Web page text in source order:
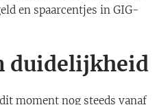
en spaarcentjes in GIG-
duidelijkheid
moment nog steeds vanaf